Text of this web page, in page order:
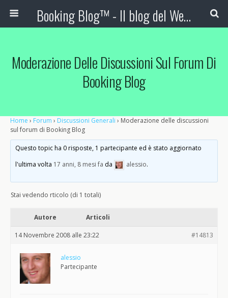
Booking Blog™ - Il blog del Web Marketing Turistico
Moderazione Delle Discussioni Sul Forum Di
Booking Blog
Home › Forum › Discussioni Generali › Moderazione delle discussioni
sul forum di Booking Blog
Questo topic ha 0 risposte, 1 partecipante ed è stato aggiornato
l'ultima volta 17 anni, 8 mesi fa da alessio.
Stai vedendo rticolo (di 1 totali)
Autore Articoli
14 Novembre 2008 alle 23:22 #14813
alessio
Partecipante